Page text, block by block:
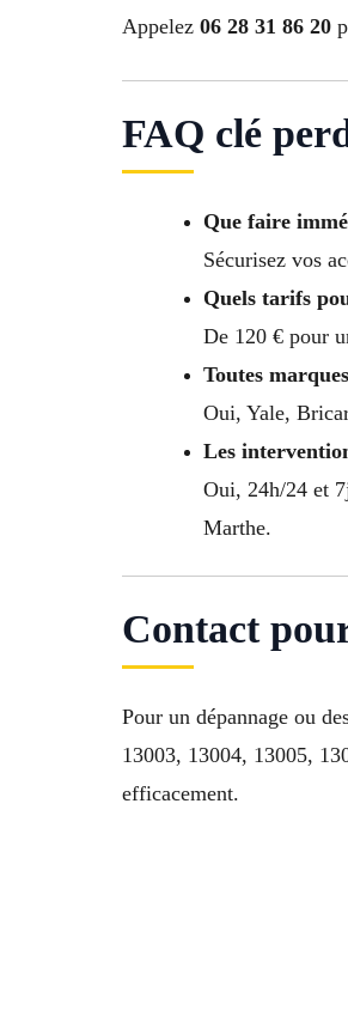
Appelez 06 28 31 86 20
FAQ clé
Que faire
Sécurisez vos
Quels tarifs
De 120 € pour
Toutes
Oui, Yale,
Les
Oui, 24h/24 et
Marthe.
Contact
Pour un dépannage ou
13003, 13004, 13005,
efficacement.